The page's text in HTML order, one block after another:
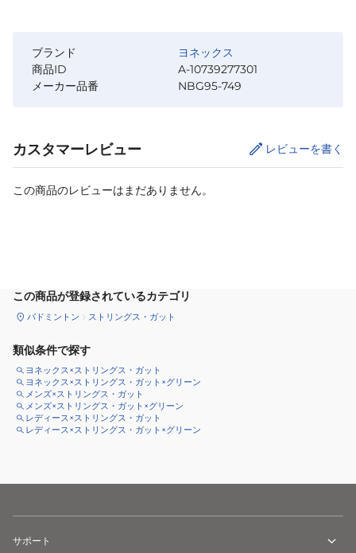
ブランド
ヨネックス
商品ID
A-10739277301
メーカー品番
NBG95-749
カスタマーレビュー レビューを書く
この商品のレビューはまだありません。
この商品が登録されているカテゴリ
バドミントン ストリングス・ガット
類似条件で探す
ヨネックス×ストリングス・ガット
ヨネックス×ストリングス・ガット×グリーン
メンズ×ストリングス・ガット
メンズ×ストリングス・ガット×グリーン
レディース×ストリングス・ガット
レディース×ストリングス・ガット×グリーン
サポート